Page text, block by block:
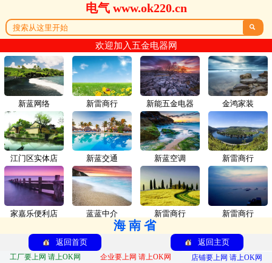
电气 www.ok220.cn

欢迎加入五金电器网
新蓝网络 新雷商行
江门区实体店 新蓝交通
家嘉乐便利店 蓝蓝中介
新能五金电器 金鸿家装
新蓝空调 新雷商行
新雷商行 新雷商行
海南省
返回首页 返回主页
工厂要上网 请上OK网 企业要上网 请上OK网
店铺要上网 请上OK网